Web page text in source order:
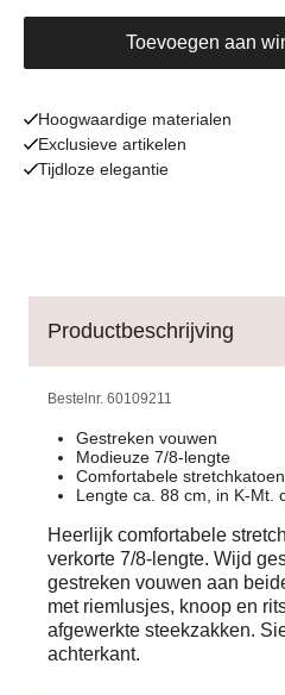
Toevoegen aan
Hoogwaardige materialen
Exclusieve artikelen
Tijdloze elegantie
Productbeschrijving
Bestelnr. 60109211
Gestreken vouwen
Modieuze 7/8-lengte
Comfortabele stretchkatoen
Lengte ca. 88 cm, in K-Mt.
Heerlijk comfortabele
verkorte 7/8-lengte. Wijd
gestreken vouwen aan
met riemlusjes, knoop en
afgewerkte steekzakken.
achterkant.